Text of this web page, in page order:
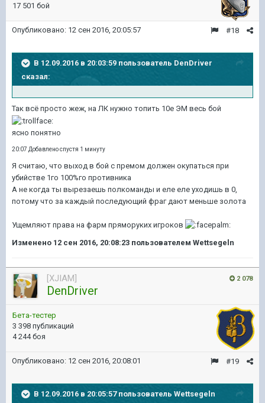
17 501 бой
#18
Опубликовано: 12 сен 2016, 20:05:57
В 12.09.2016 в 20:03:59 пользователь DenDriver
сказал:
Так всё просто жеж, на ЛК нужно топить 10е ЭМ весь бой
ясно понятно
20:07 Добавлено спустя 1 минуту
Я считаю, что выход в бой с премом должен окупаться при
убийстве 1го 100%го противника
А не когда ты вырезаешь полкоманды и еле еле уходишь в 0,
потому что за каждый последующий фраг дают меньше золота
Ущемляют права на фарм пряморуких игроков
Изменено 12 сен 2016, 20:08:23 пользователем Wettsegeln
2 078
[XJIAM]
DenDriver
Бета-тестер
3 398 публикаций
4 244 боя
#19
Опубликовано: 12 сен 2016, 20:08:01
В 12.09.2016 в 20:05:57 пользователь Wettsegeln